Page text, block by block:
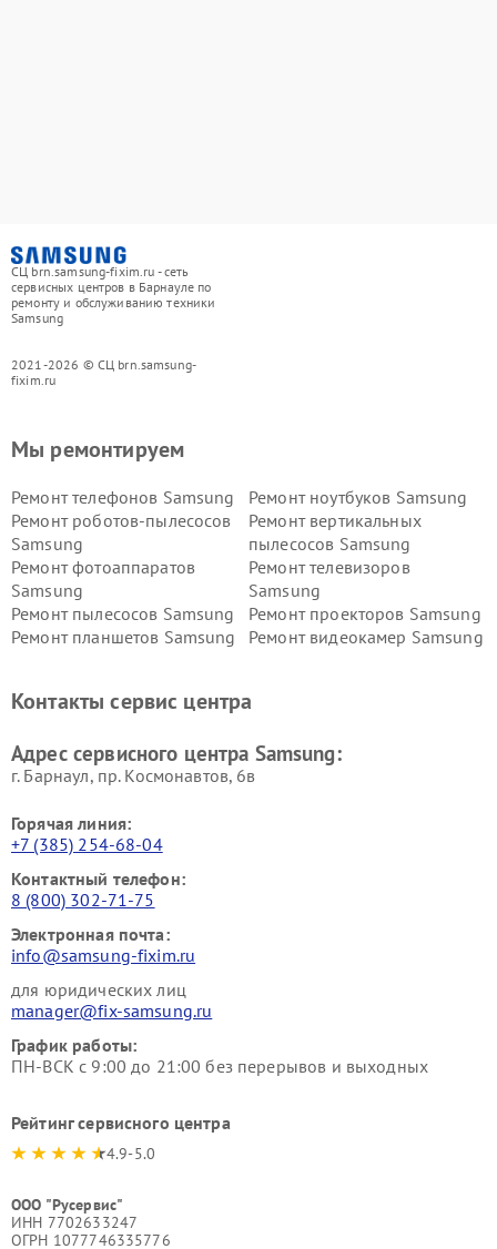
СЦ brn.samsung-fixim.ru - сеть
сервисных центров в Барнауле по
ремонту и обслуживанию техники
Samsung
2021-2026 © СЦ brn.samsung-
fixim.ru
Мы ремонтируем
Ремонт телефонов Samsung
Ремонт ноутбуков Samsung
Ремонт роботов-пылесосов
Samsung
Ремонт вертикальных
пылесосов Samsung
Ремонт фотоаппаратов
Samsung
Ремонт телевизоров
Samsung
Ремонт пылесосов Samsung
Ремонт проекторов Samsung
Ремонт планшетов Samsung
Ремонт видеокамер Samsung
Контакты сервис центра
Адрес сервисного центра Samsung:
г. Барнаул, ​пр. Космонавтов, 6в
Горячая линия:
+7 (385) 254-68-04
Контактный телефон:
8 (800) 302-71-75
Электронная почта:
info@samsung-fixim.ru
для юридических лиц
manager@fix-samsung.ru
График работы:
ПН-ВСК с 9:00 до 21:00 без перерывов и выходных
Рейтинг сервисного центра
4.9-5.0
ООО "Русервис"
ИНН 7702633247
ОГРН 1077746335776